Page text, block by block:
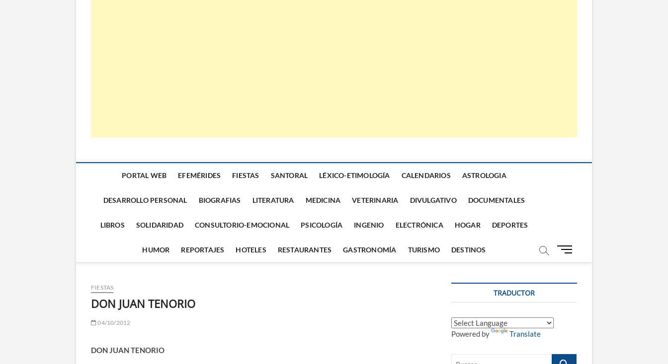
PORTAL WEB EFEMÉRIDES FIESTAS SANTORAL LÉXICO-ETIMOLOGÍA CALENDARIOS ASTROLOGIA
DESARROLLO PERSONAL BIOGRAFIAS LITERATURA MEDICINA VETERINARIA DIVULGATIVO DOCUMENTALES
LIBROS SOLIDARIDAD CONSULTORIO-EMOCIONAL PSICOLOGÍA INGENIO ELECTRÓNICA HOGAR DEPORTES
HUMOR REPORTAJES HOTELES RESTAURANTES GASTRONOMÍA TURISMO DESTINOS
B
ó
d
ú
FIESTAS
DON JUAN TENORIO
04/10/2012
DON JUAN TENORIO
TRADUCTOR
Powered by Translate
Buscar